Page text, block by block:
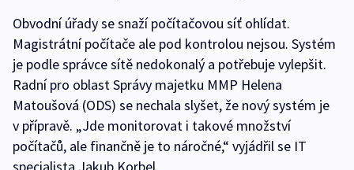
Obvodní úřady se snaží počítačovou síť ohlídat.
Magistrátní počítače ale pod kontrolou nejsou. Systém
je podle správce sítě nedokonalý a potřebuje vylepšit.
Radní pro oblast Správy majetku MMP Helena
Matoušová (ODS) se nechala slyšet, že nový systém je
v přípravě. „Jde monitorovat i takové množství
počítačů, ale finančně je to náročné,“ vyjádřil se IT
specialista Jakub Korbel.